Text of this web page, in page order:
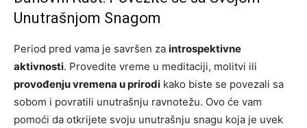
Unutrašnjom Snagom
Period pred vama je savršen za introspektivne
aktivnosti. Provedite vreme u meditaciji, molitvi ili
provođenju vremena u prirodi kako biste se povezali sa
sobom i povratili unutrašnju ravnotežu. Ovo će vam
pomoći da otkrijete svoju unutrašnju snagu koja je uvek